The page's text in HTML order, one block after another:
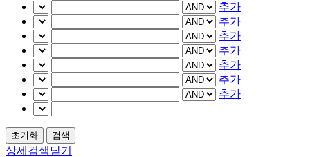
추가
추가
추가
추가
추가
추가
추가
상세검색닫기